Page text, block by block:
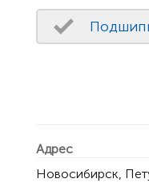
Адрес
Новосибирск,